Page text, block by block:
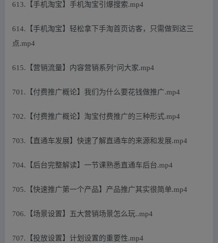
613.【手机淘宝】手机淘宝引爆搜索.mp4
614.【手机淘宝】轻松拿下手淘首页访客，只需做到这三
点.mp4
615.【营销流量】内容营销系列“问大家.mp4
701.【付费推广概论】我们为什么要花钱做推广.mp4
702.【付费推广概论】淘宝付费推广的三种形式.mp4
703.【直通车发展】快速了解直通车的来源和发展.mp4
704.【后台完整解读】一节课熟悉直通车后台.mp4
705.【快速推广第一个产品】产品推广其实很简单.mp4
706.【场景设置】五大营销场景怎么玩..mp4
707.【投放设置】计划设置的重要性.mp4